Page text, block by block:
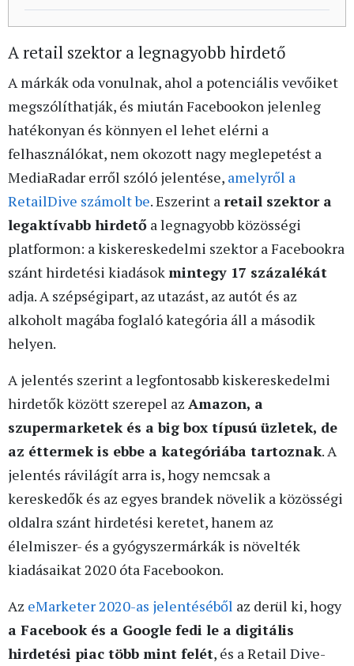
A retail szektor a legnagyobb hirdető
A márkák oda vonulnak, ahol a potenciális vevőiket
megszólíthatják, és miután Facebookon jelenleg
hatékonyan és könnyen el lehet elérni a
felhasználókat, nem okozott nagy meglepetést a
MediaRadar erről szóló jelentése, amelyről a
RetailDive számolt be. Eszerint aretail szektor a
legaktívabb hirdető a legnagyobb közösségi
platformon: a kiskereskedelmi szektor a Facebookra
szánt hirdetési kiadásokmintegy 17 százalékát
adja. A szépségipart, az utazást, az autót és az
alkoholt magába foglaló kategória áll a második
helyen.
A jelentés szerint a legfontosabb kiskereskedelmi
hirdetők között szerepel az Amazon, a
szupermarketek és a big box típusú üzletek, de
az éttermek is ebbe a kategóriába tartoznak. A
jelentés rávilágít arra is, hogy nemcsak a
kereskedők és az egyes brandek növelik a közösségi
oldalra szánt hirdetési keretet, hanem az
élelmiszer- és a gyógyszermárkák is növelték
kiadásaikat 2020 óta Facebookon.
Az eMarketer 2020-as jelentéséből az derül ki, hogy
a Facebook és a Google fedi le a digitális
hirdetési piac több mint felét, és a Retail Dive-